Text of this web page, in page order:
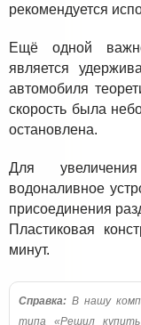
рекомендуется
Ещё одной
является
автомобиля
скорость была
остановлена.
Для
водоналивное
присоединения
Пластиковая
минут.
Справка: В нашу
типа «Решил купить